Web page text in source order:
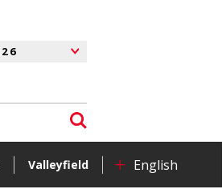
Valleyfield + English